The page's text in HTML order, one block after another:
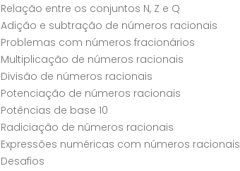
Relação entre os conjuntos N, Z e Q
Adição e subtração de números racionais
Problemas com números fracionários
Multiplicação de números racionais
Divisão de números racionais
Potenciação de números racionais
Potências de base 10
Radiciação de números racionais
Expressões numéricas com números racionais
Desafios